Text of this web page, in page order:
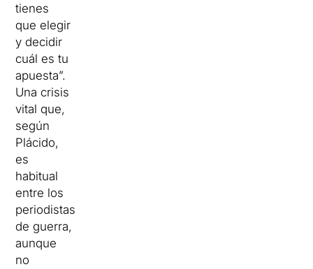
tienes
que elegir
y decidir
cuál es tu
apuesta”.
Una crisis
vital que,
según
Plácido,
es
habitual
entre los
periodistas
de guerra,
aunque
no